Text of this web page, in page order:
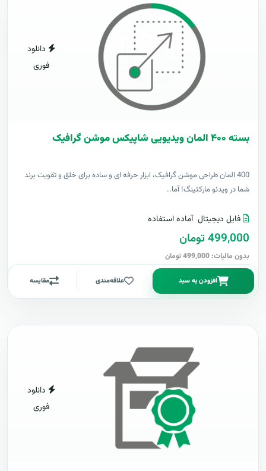
دانلود
فوری
بسته ۴۰۰ المان ویدیویی شاپیکس موشن گرافیک
400 المان طراحی موشن گرافیک، ابزار حرفه ای و ساده برای خلق و تقویت برند
شما در ویدئو مارکتینگ! آما..
فایل دیجیتال آماده استفاده
499,000 تومان
بدون مالیات: 499,000 تومان
افزودن به سبد علاقه‌مندی مقایسه
دانلود
فوری